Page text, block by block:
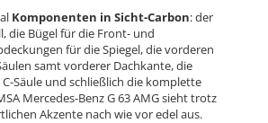
Komponenten in Sicht-Carbon: der
die Bügel für die Front- und
für die Spiegel, die vorderen
samt vorderer Dachkante, die
Säule und schließlich die komplette
Mercedes-Benz G 63 AMG sieht trotz
Akzente nach wie vor edel aus.